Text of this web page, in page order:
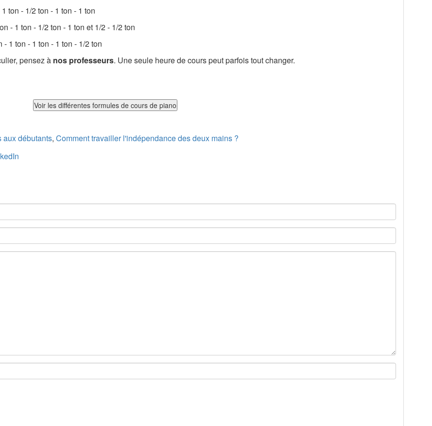
ton - 1/2 ton - 1 ton - 1 ton
- 1 ton - 1/2 ton - 1 ton et 1/2 - 1/2 ton
- 1 ton - 1 ton - 1 ton - 1/2 ton
pensez à nos professeurs. Une seule heure de cours peut parfois tout changer.
aux débutants,Comment travailler l'indépendance des deux mains ?